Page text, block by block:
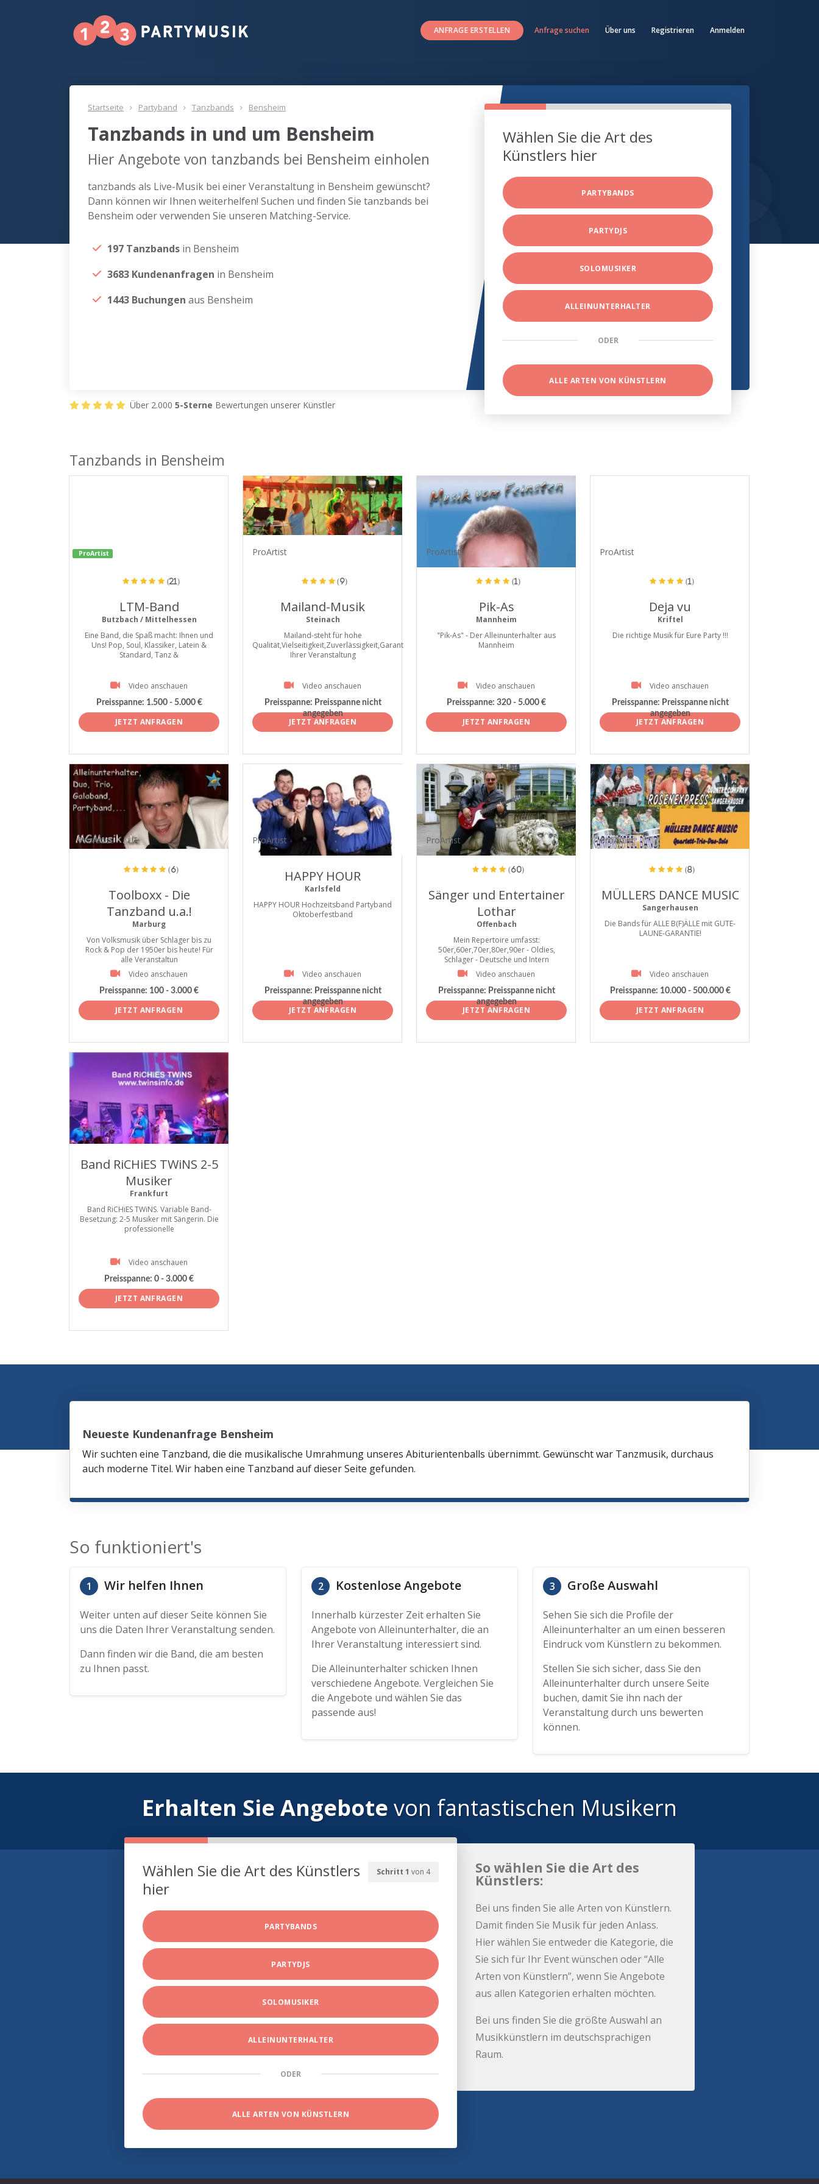
ANFRAGE ERSTELLEN Anfrage suchen Über uns Registrieren Anmelden
Startseite Partyband Tanzbands Bensheim
Tanzbands in und um Bensheim
Hier Angebote von tanzbands bei Bensheim einholen
tanzbands als Live-Musik bei einer Veranstaltung in Bensheim gewünscht?
Dann können wir Ihnen weiterhelfen! Suchen und finden Sie tanzbands bei
Bensheim oder verwenden Sie unseren Matching-Service.
197 Tanzbands in Bensheim
3683 Kundenanfragen in Bensheim
1443 Buchungen aus Bensheim
Wählen Sie die Art des
Künstlers hier
PARTYBANDS
PARTYDJS
SOLOMUSIKER
ALLEINUNTERHALTER
ODER
ALLE ARTEN VON KÜNSTLERN
Über 2.000 5-Sterne Bewertungen unserer Künstler
Tanzbands in Bensheim
ProArtist
(21)
LTM-Band
Butzbach / Mittelhessen
Eine Band, die Spaß macht: Ihnen und
Uns! Pop, Soul, Klassiker, Latein &
Standard, Tanz &
Video anschauen
Preisspanne: 1.500 - 5.000 €
JETZT ANFRAGEN
ProArtist
(9)
Mailand-Musik
Steinach
Mailand-steht für hohe
Qualität,Vielseitigkeit,Zuverlässigkeit,Garant
Ihrer Veranstaltung
Video anschauen
Preisspanne: Preisspanne nicht
angegeben
JETZT ANFRAGEN
ProArtist
(1)
Pik-As
Mannheim
"Pik-As" - Der Alleinunterhalter aus
Mannheim
Video anschauen
Preisspanne: 320 - 5.000 €
JETZT ANFRAGEN
ProArtist
(1)
Deja vu
Kriftel
Die richtige Musik für Eure Party !!!
Video anschauen
Preisspanne: Preisspanne nicht
angegeben
JETZT ANFRAGEN
ProArtist
(6)
Toolboxx - Die
Tanzband u.a.!
Marburg
Von Volksmusik über Schlager bis zu
Rock & Pop der 1950er bis heute! Für
alle Veranstaltun
Video anschauen
Preisspanne: 100 - 3.000 €
JETZT ANFRAGEN
ProArtist
HAPPY HOUR
Karlsfeld
HAPPY HOUR Hochzeitsband Partyband
Oktoberfestband
Video anschauen
Preisspanne: Preisspanne nicht
angegeben
JETZT ANFRAGEN
ProArtist
(60)
Sänger und Entertainer
Lothar
Offenbach
Mein Repertoire umfasst:
50er,60er,70er,80er,90er - Oldies,
Schlager - Deutsche und Intern
Video anschauen
Preisspanne: Preisspanne nicht
angegeben
JETZT ANFRAGEN
ProArtist
(8)
MÜLLERS DANCE MUSIC
Sangerhausen
Die Bands für ALLE B(F)ÄLLE mit GUTE-
LAUNE-GARANTIE!
Video anschauen
Preisspanne: 10.000 - 500.000 €
JETZT ANFRAGEN
ProArtist
Band RiCHiES TWiNS 2-5
Musiker
Frankfurt
Band RiCHiES TWiNS. Variable Band-
Besetzung: 2-5 Musiker mit Sängerin. Die
professionelle
Video anschauen
Preisspanne: 0 - 3.000 €
JETZT ANFRAGEN
Neueste Kundenanfrage Bensheim
Wir suchten eine Tanzband, die die musikalische Umrahmung unseres Abiturientenballs übernimmt. Gewünscht war Tanzmusik, durchaus
auch moderne Titel. Wir haben eine Tanzband auf dieser Seite gefunden.
So funktioniert's
1 Wir helfen Ihnen
Weiter unten auf dieser Seite können Sie
uns die Daten Ihrer Veranstaltung senden.
Dann finden wir die Band, die am besten
zu Ihnen passt.
2 Kostenlose Angebote
Innerhalb kürzester Zeit erhalten Sie
Angebote von Alleinunterhalter, die an
Ihrer Veranstaltung interessiert sind.
Die Alleinunterhalter schicken Ihnen
verschiedene Angebote. Vergleichen Sie
die Angebote und wählen Sie das
passende aus!
3 Große Auswahl
Sehen Sie sich die Profile der
Alleinunterhalter an um einen besseren
Eindruck vom Künstlern zu bekommen.
Stellen Sie sich sicher, dass Sie den
Alleinunterhalter durch unsere Seite
buchen, damit Sie ihn nach der
Veranstaltung durch uns bewerten
können.
Erhalten Sie Angebote von fantastischen Musikern
Schritt 1 von 4
Wählen Sie die Art des Künstlers
hier
PARTYBANDS
PARTYDJS
SOLOMUSIKER
ALLEINUNTERHALTER
ODER
ALLE ARTEN VON KÜNSTLERN
So wählen Sie die Art des
Künstlers:
Bei uns finden Sie alle Arten von Künstlern.
Damit finden Sie Musik für jeden Anlass.
Hier wählen Sie entweder die Kategorie, die
Sie sich für Ihr Event wünschen oder “Alle
Arten von Künstlern”, wenn Sie Angebote
aus allen Kategorien erhalten möchten.
Bei uns finden Sie die größte Auswahl an
Musikkünstlern im deutschsprachigen
Raum.